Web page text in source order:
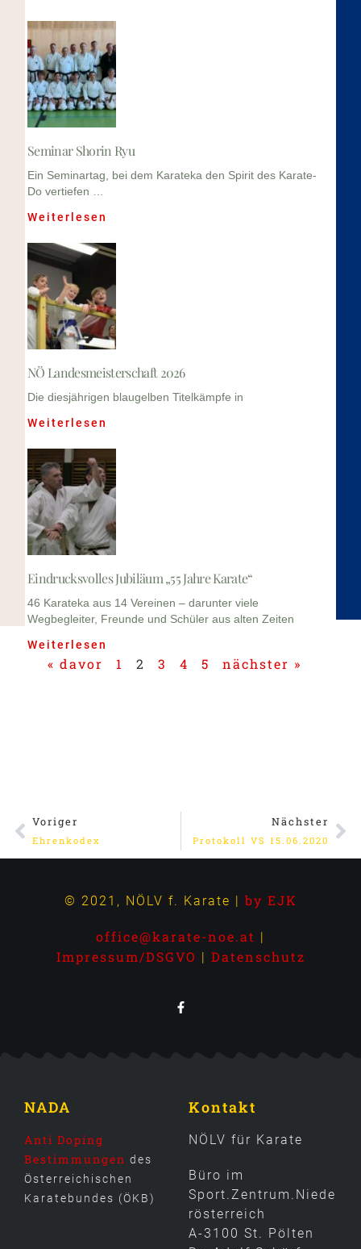
Seminar Shorin Ryu
Ein Seminartag, bei dem Karateka den Spirit des Karate-
Do vertiefen …
Weiterlesen
NÖ Landesmeisterschaft 2026
Die diesjährigen blaugelben Titelkämpfe in
Weiterlesen
Eindrucksvolles Jubiläum „55 Jahre Karate“
46 Karateka aus 14 Vereinen – darunter viele
Wegbegleiter, Freunde und Schüler aus alten Zeiten
Weiterlesen
« davor 1 2 3 4 5 nächster »
Voriger
Ehrenkodex
Nächster
Protokoll VS 15.06.2020
© 2021, NÖLV f. Karate | by EJK
office@karate-noe.at
Impressum/DSGVO Datenschutz
NADA
Anti Doping
Bestimmungen des
Österreichischen
Karatebundes (ÖKB)
Kontakt
NÖLV für Karate
Büro im
Sport.Zentrum.Niede
rösterreich
A-3100 St. Pölten